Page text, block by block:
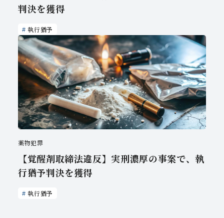
判決を獲得
執行猶予
薬物犯罪
【覚醒剤取締法違反】実刑濃厚の事案で、執
行猶予判決を獲得
執行猶予